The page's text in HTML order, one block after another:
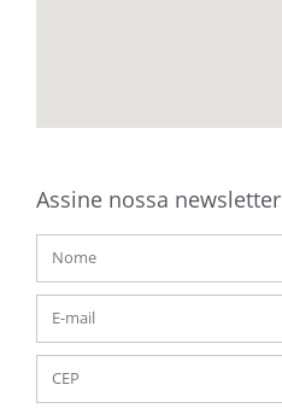
Assine nossa newsletter